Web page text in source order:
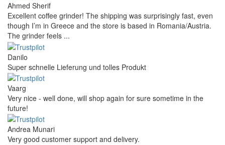
Ahmed Sherif
Excellent coffee grinder! The shipping was surprisingly fast, even
though I’m in Greece and the store is based in Romania/Austria.
The grinder feels ...
Danilo
Super schnelle Lieferung und tolles Produkt
Vaarg
Very nice - well done, will shop again for sure sometime in the
future!
Andrea Munari
Very good customer support and delivery.